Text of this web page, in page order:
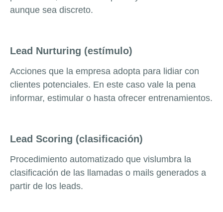
aunque sea discreto.
Lead Nurturing (estímulo)
Acciones que la empresa adopta para lidiar con
clientes potenciales. En este caso vale la pena
informar, estimular o hasta ofrecer entrenamientos.
Lead Scoring (clasificación)
Procedimiento automatizado que vislumbra la
clasificación de las llamadas o mails generados a
partir de los leads.